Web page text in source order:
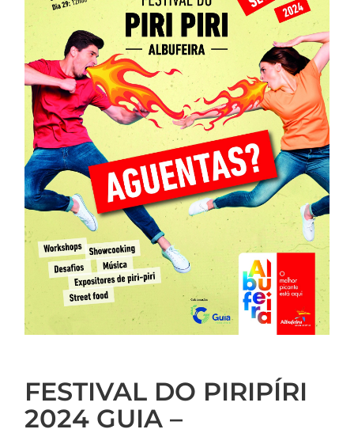
FESTIVAL DO PIRIPÍRI
2024 GUIA –